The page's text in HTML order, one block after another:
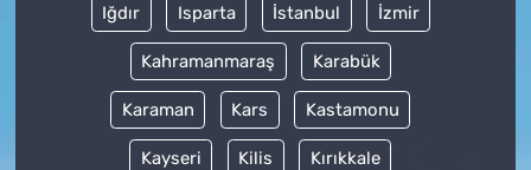
Iğdır Isparta İstanbul İzmir
Kahramanmaraş Karabük
Karaman Kars Kastamonu
Kayseri Kilis Kırıkkale